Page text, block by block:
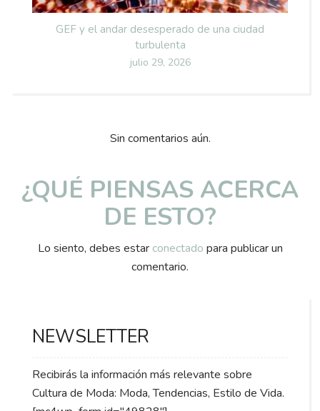
GEF y el andar desesperado de una ciudad
turbulenta
Posted
julio 29, 2026
Sin comentarios aún.
¿QUÉ PIENSAS ACERCA
DE ESTO?
Lo siento, debes estar conectado para publicar un
comentario.
NEWSLETTER
Recibirás la información más relevante sobre
Cultura de Moda: Moda, Tendencias, Estilo de Vida.